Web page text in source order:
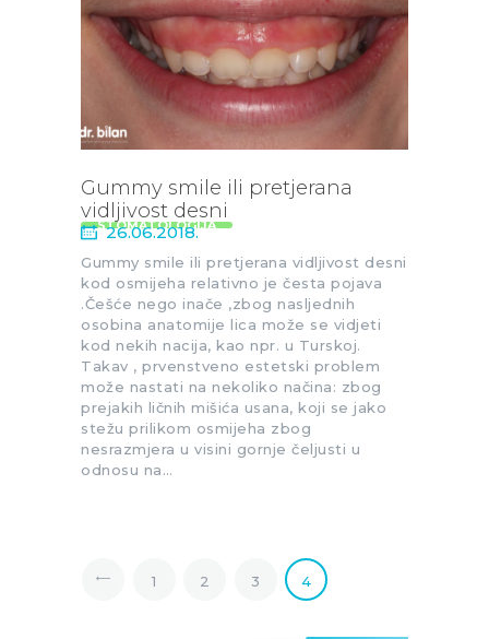
Gummy smile ili pretjerana
vidljivost desni
STOMATOLOGIJA
26.06.2018.
Gummy smile ili pretjerana vidljivost desni
kod osmijeha relativno je česta pojava
.Češće nego inače ,zbog nasljednih
osobina anatomije lica može se vidjeti
kod nekih nacija, kao npr. u Turskoj.
Takav , prvenstveno estetski problem
može nastati na nekoliko načina: zbog
prejakih ličnih mišića usana, koji se jako
stežu prilikom osmijeha zbog
nesrazmjera u visini gornje čeljusti u
odnosu na…
Brojevi
<
PAGE
1 PAGE
2 PAGE
3 PAGE
4